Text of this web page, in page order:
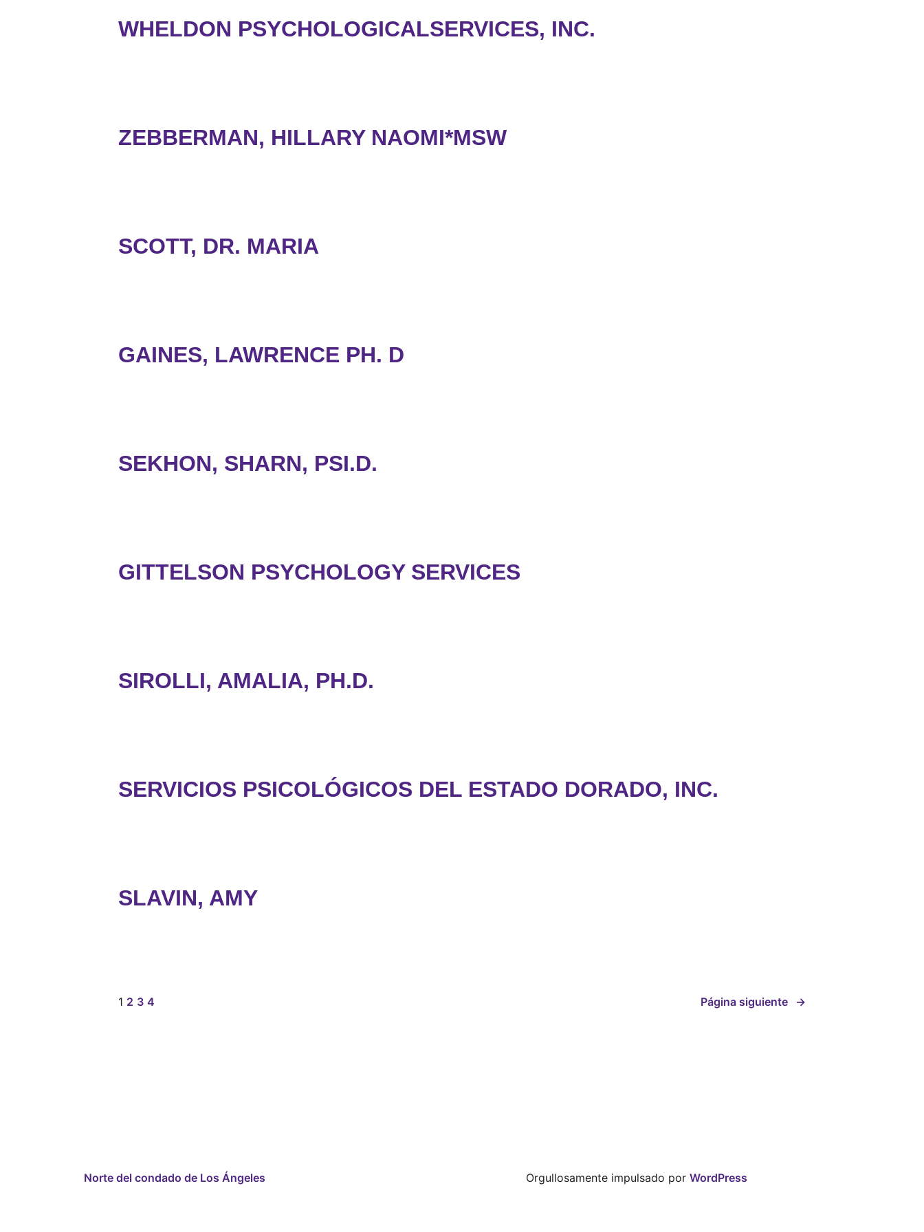
WHELDON PSYCHOLOGICALSERVICES, INC.
ZEBBERMAN, HILLARY NAOMI*MSW
SCOTT, DR. MARIA
GAINES, LAWRENCE PH. D
SEKHON, SHARN, PSI.D.
GITTELSON PSYCHOLOGY SERVICES
SIROLLI, AMALIA, PH.D.
SERVICIOS PSICOLÓGICOS DEL ESTADO DORADO, INC.
SLAVIN, AMY
1 2 3 4 Página siguiente →
Norte del condado de Los Ángeles Orgullosamente impulsado porWordPress